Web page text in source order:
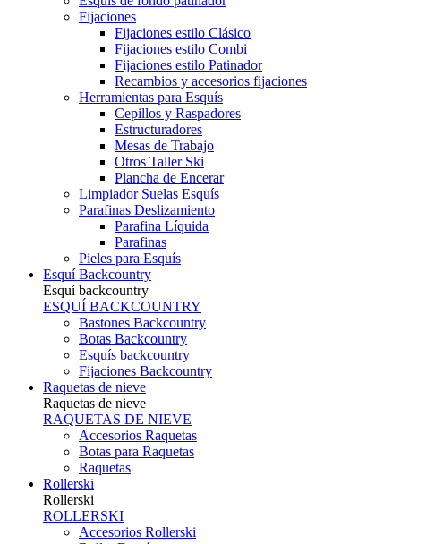
Fijaciones
Fijaciones estilo Clásico
Fijaciones estilo Combi
Fijaciones estilo Patinador
Recambios y accesorios fijaciones
Herramientas para Esquís
Cepillos y Raspadores
Estructuradores
Mesas de Trabajo
Otros Taller Ski
Plancha de Encerar
Limpiador Suelas Esquís
Parafinas Deslizamiento
Parafina Líquida
Parafinas
Pieles para Esquís
Esquí Backcountry
Esquí backcountry
ESQUÍ BACKCOUNTRY
Bastones Backcountry
Botas Backcountry
Esquís backcountry
Fijaciones Backcountry
Raquetas de nieve
Raquetas de nieve
RAQUETAS DE NIEVE
Accesorios Raquetas
Botas para Raquetas
Raquetas
Rollerski
Rollerski
ROLLERSKI
Accesorios Rollerski